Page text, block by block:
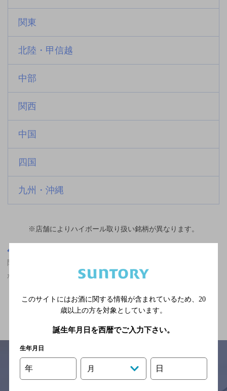
関東
北陸・甲信越
中部
関西
中国
四国
九州・沖縄
※店舗によりハイボール取り扱い銘柄が異なります。
阿波座駅(大阪府)周辺500m,ザ・プレミアム・モルツが飲める,夜景
が楽しめるのお店
関連ページ
このサイトにはお酒に関する情報が含まれているため、 20
歳以上の方を対象としています。
誕生年月日を西暦でご入力下さい。
生年月日
年 月 日